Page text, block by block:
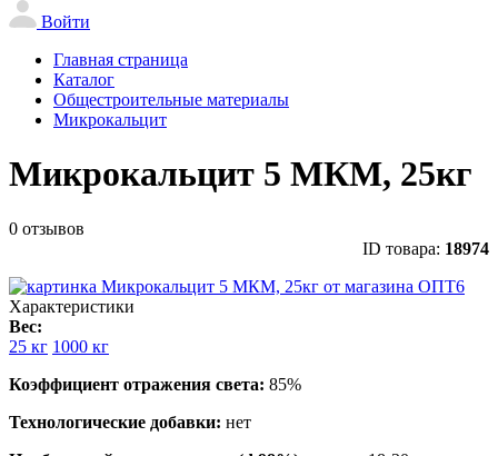
Войти
Главная страница
Каталог
Общестроительные материалы
Микрокальцит
Микрокальцит 5 МКМ, 25кг
0 отзывов
ID товара: 18974
Характеристики
Вес:
25 кг 1000 кг
Коэффициент отражения света: 85%
Технологические добавки: нет